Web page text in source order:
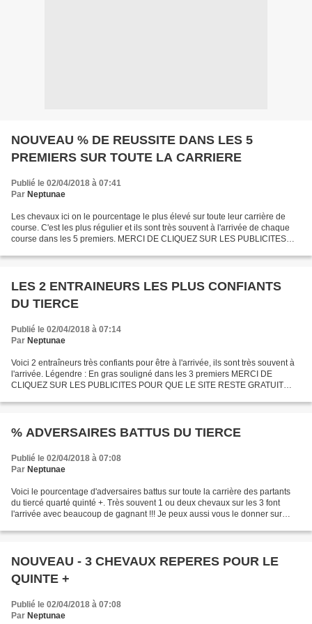
NOUVEAU % DE REUSSITE DANS LES 5
PREMIERS SUR TOUTE LA CARRIERE
Publié le 02/04/2018 à 07:41
Par Neptunae
Les chevaux ici on le pourcentage le plus élevé sur toute leur carrière de
course. C'est les plus régulier et ils sont très souvent à l'arrivée de chaque
course dans les 5 premiers. MERCI DE CLIQUEZ SUR LES PUBLICITES
LES 2 ENTRAINEURS LES PLUS CONFIANTS
DU TIERCE
Publié le 02/04/2018 à 07:14
Par Neptunae
Voici 2 entraîneurs très confiants pour être à l'arrivée, ils sont très souvent à
l'arrivée. Légendre : En gras souligné dans les 3 premiers MERCI DE
CLIQUEZ SUR LES PUBLICITES POUR QUE LE SITE RESTE GRATUIT
% ADVERSAIRES BATTUS DU TIERCE
Publié le 02/04/2018 à 07:08
Par Neptunae
Voici le pourcentage d'adversaires battus sur toute la carrière des partants
du tiercé quarté quinté +. Très souvent 1 ou deux chevaux sur les 3 font
l'arrivée avec beaucoup de gagnant !!! Je peux aussi vous le donner sur
NOUVEAU - 3 CHEVAUX REPERES POUR LE
QUINTE +
Publié le 02/04/2018 à 07:08
Par Neptunae